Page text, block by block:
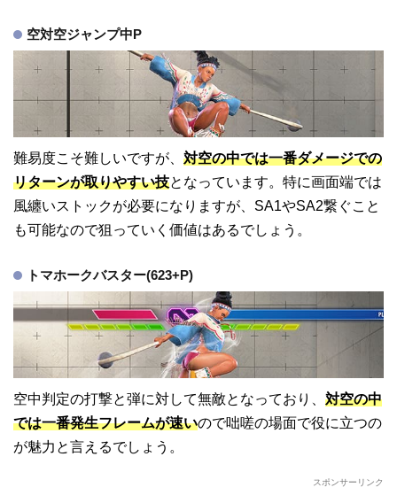
空対空ジャンプ中P
難易度こそ難しいですが、 対空の中では一番ダメージでの
リターンが取りやすい技となっています。特に画面端では
風纏いストックが必要になりますが、SA1やSA2繋ぐこと
も可能なので狙っていく価値はあるでしょう。
トマホークバスター(623+P)
空中判定の打撃と弾に対して無敵となっており、 対空の中
では一番発生フレームが速いので咄嗟の場面で役に立つの
が魅力と言えるでしょう。
スポンサーリンク